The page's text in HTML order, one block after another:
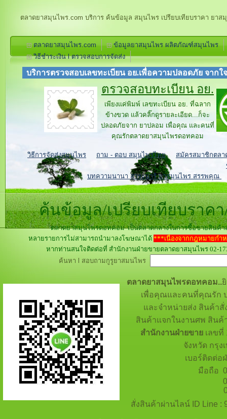
ตลาดยาสมุนไพร.com บริการ ค้นข้อมูล สมุนไพร เปรียบเทียบราคา ยา
ตลาดยาสมุนไพร.com
ข้อมูลยาสมุนไพร ผลิตภัณฑ์สมุนไพร
วิธีชำระเงิน l ตรวจสอบการจัดส่ง
บริการตรวจสอบเลขทะเบียน อย.เพื่อความปลอดภัย จา
ตรวจสอบทะเบียน อย.
เพียงแค่พิมพ์ เลขทะเบียน อย. ที่ฉลาก
ข้างขวด แล้วคลิ๊กดูรายละเอียด...ก็จะ
ปลอดภัยจาก ยาปลอม เพื่อคุณ และคนที่
คุณรักตลาดยาสมุนไพรดอทคอม
วิธีการจัดส่งสมุนไพร ถาม - ตอบ สมุนไพรไทย
สมัครสมาชิกตลา
บทความนานา สาระน่ารู้ ยาสมุนไพร สรรพคุณ
ค้นข้อมูล/เปรียบเทียบราค
ตลาดยาสมุนไพรดอทคอม เป็นตลาดกลางในการซื้อขายสินค้
หลายรายการไม่สามารถนำมาลงโฆษณาได้ ***เนื่องจากกฎหมายกำ
หากท่านสนใจติดต่อที่ สำนักงานฝ่ายขายตลาดยาสมุนไพร 02-173-
ค้นหา l สอบถามกูรูยาสมนไพร
ตลาดยาสมุนไพรดอทคอม..
เพื่อคุณและคนที่คุณรัก บ
และจำหน่ายส่ง สินค้าสั่
สินค้าแจกในงานศพ สินค้
สำนักงานฝ่ายขายเลขที่
จังหวัด กรุ
เบอร์ติดต่อ
มือถือ
สั่งสินค้าผ่านไลน์ ID Line :